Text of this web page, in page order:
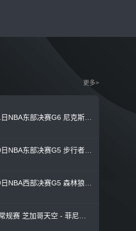
更多>
2025年06月01日NBA东部决赛G6 尼克斯 - 步行者 全场录像
2025年05月30日NBA东部决赛G5 步行者 - 尼克斯 全场录像
2025年05月29日NBA西部决赛G5 森林狼 - 雷霆 全场录像
2025年WNBA常规赛 芝加哥天空 - 菲尼克斯水星 全场录像